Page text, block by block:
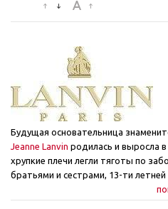
Будущая основательница
Jeanne Lanvin родилась и выросла
хрупкие плечи легли тяготы по
братьями и сестрами, 13-ти
посыльной у модисток, а по
Постоянная нищета и голод,